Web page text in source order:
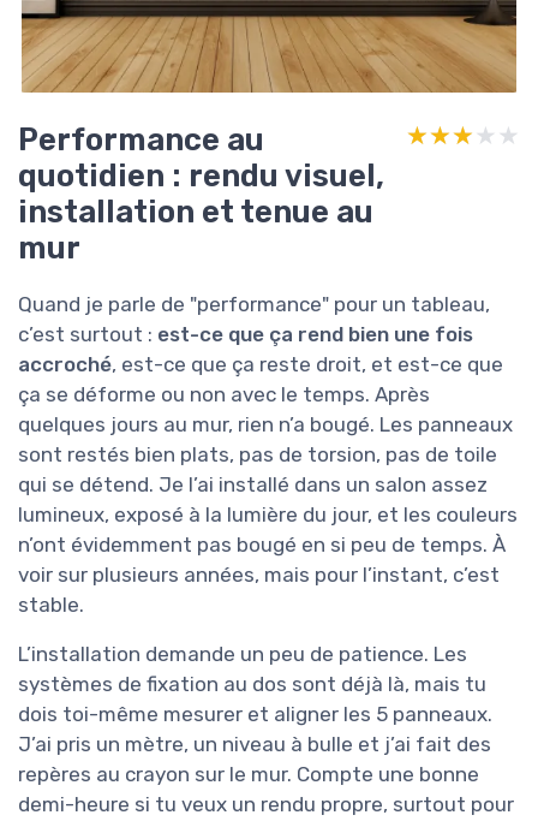
Performance au
quotidien : rendu visuel,
installation et tenue au
mur
★★★★★
★★★★★
Quand je parle de "performance" pour un tableau,
c’est surtout : est-ce que ça rend bien une fois
accroché, est-ce que ça reste droit, et est-ce que
ça se déforme ou non avec le temps. Après
quelques jours au mur, rien n’a bougé. Les panneaux
sont restés bien plats, pas de torsion, pas de toile
qui se détend. Je l’ai installé dans un salon assez
lumineux, exposé à la lumière du jour, et les couleurs
n’ont évidemment pas bougé en si peu de temps. À
voir sur plusieurs années, mais pour l’instant, c’est
stable.
L’installation demande un peu de patience. Les
systèmes de fixation au dos sont déjà là, mais tu
dois toi-même mesurer et aligner les 5 panneaux.
J’ai pris un mètre, un niveau à bulle et j’ai fait des
repères au crayon sur le mur. Compte une bonne
demi-heure si tu veux un rendu propre, surtout pour